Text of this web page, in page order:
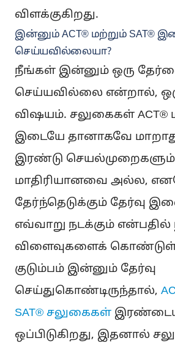
விளக்குகிறது.
இன்னும் ACT® மற்றும் SAT®
செய்யவில்லையா?
நீங்கள் இன்னும் ஒரு தேர்வை
செய்யவில்லை என்றால்,
விஷயம். சலுகைகள் ACT®
இடையே தானாகவே
இரண்டு
மாதிரியானவை அல்ல,
தேர்ந்தெடுக்கும் தேர்வு
எவ்வாறு நடக்கும்
விளைவுகளைக்
குடும்பம் இன்னும் தேர்வு
செய்துகொண்டிருந்தால்,
SAT® சலுகைகள்
ஒப்பிடுகிறது, இதனால்